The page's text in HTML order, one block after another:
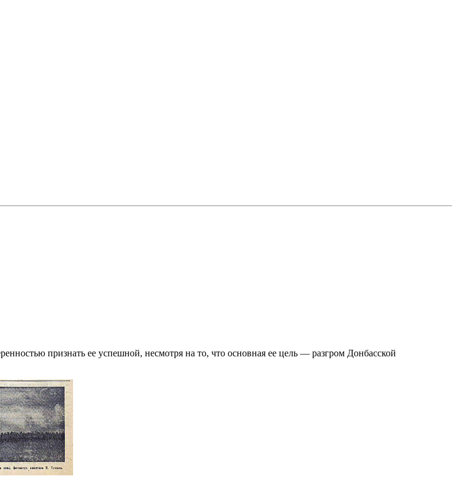
признать ее успешной, несмотря на то, что основная ее цель — разгром Донбасской